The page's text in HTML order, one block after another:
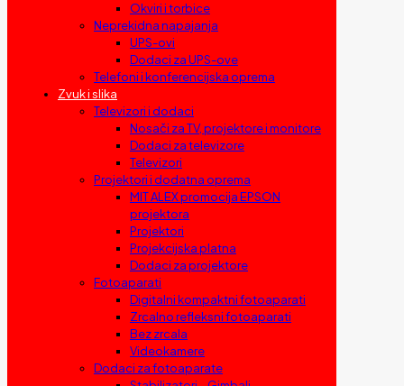
Okviri i torbice
Neprekidna napajanja
UPS-ovi
Dodaci za UPS-ove
Telefoni i konferencijska oprema
Zvuk i slika
Televizori i dodaci
Nosači za TV, projektore i monitore
Dodaci za televizore
Televizori
Projektori i dodatna oprema
MIT ALEX promocija EPSON
projektora
Projektori
Projekcijska platna
Dodaci za projektore
Fotoaparati
Digitalni kompaktni fotoaparati
Zrcalno refleksni fotoaparati
Bez zrcala
Videokamere
Dodaci za fotoaparate